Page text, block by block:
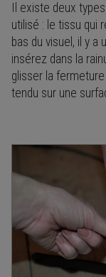
Il existe deux
utilisé : le tissu qui
bas du visuel, il y a
insérez dans la
glisser la
tendu sur une